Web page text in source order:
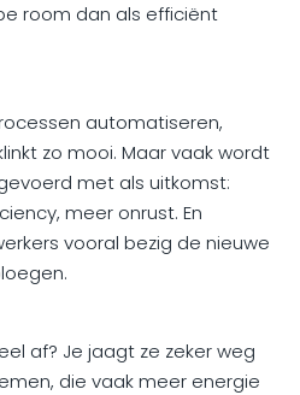
room dan als efficiënt
automatiseren,
zo mooi. Maar vaak wordt
met als uitkomst:
meer onrust. En
vooral bezig de nieuwe
af? Je jaagt ze zeker weg
die vaak meer energie